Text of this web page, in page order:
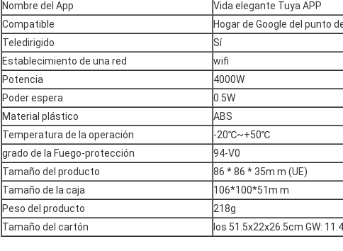
Nombre del App
Vida elegante Tuya APP
Compatible
Hogar de Google del punto
Teledirigido
Sí
Establecimiento de una red
wifi
Potencia
4000W
Poder espera
0.5W
Material plástico
ABS
Temperatura de la operación
-20℃~+50℃
grado de la Fuego-protección
94-V0
Tamaño del producto
86 * 86 * 35m m (UE)
Tamaño de la caja
106*100*51m m
Peso del producto
218g
Tamaño del cartón
los 51.5x22x26.5cm GW: